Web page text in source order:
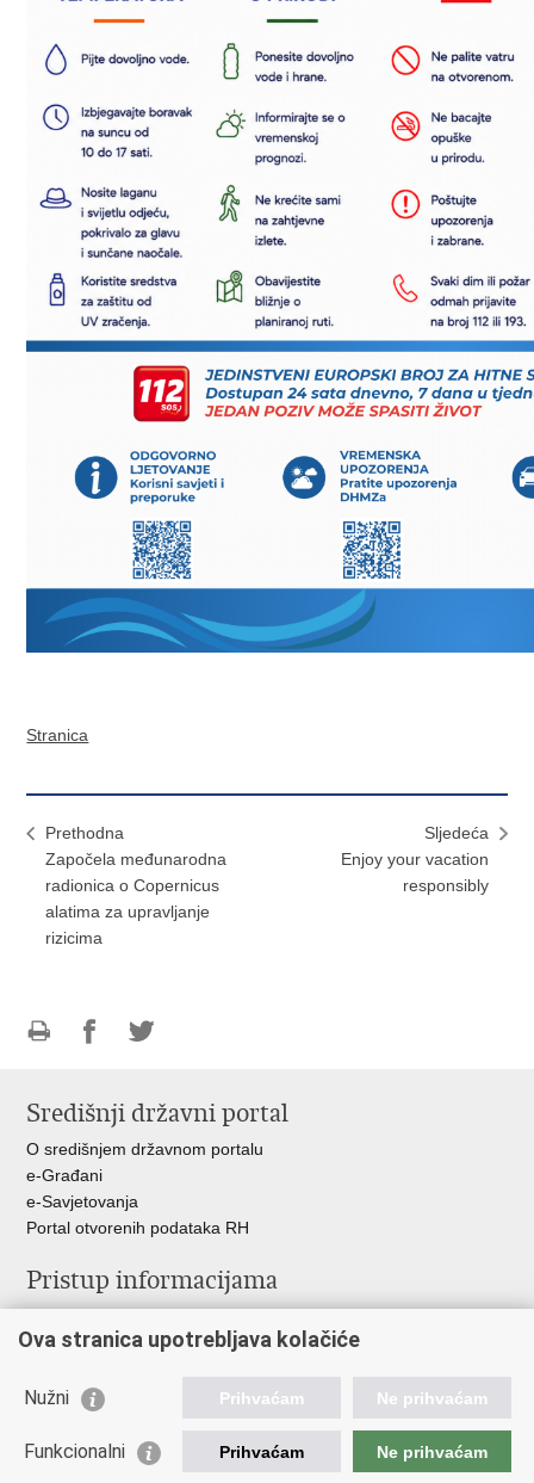
Stranica
Prethodna
Započela međunarodna
radionica o Copernicus
alatima za upravljanje
rizicima
Sljedeća
Enjoy your vacation
responsibly
FacebookuTwitteru
Središnji državni portal
O središnjem državnom portalu
e-Građani
e-Savjetovanja
Portal otvorenih podataka RH
Pristup informacijama
Savjetovanje
Zapošljavanje
Odnosi s javnošću
Ova stranica upotrebljava kolačiće
Nužni Prihvaćam Ne prihvaćam
Funkcionalni Prihvaćam Ne prihvaćam